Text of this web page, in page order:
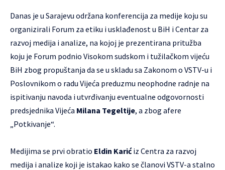
Danas je u Sarajevu održana konferencija za medije koju su
organizirali Forum za etiku i usklađenost u BiH i Centar za
razvoj medija i analize, na kojoj je prezentirana pritužba
koju je Forum podnio Visokom sudskom i tužilačkom vijeću
BiH zbog propuštanja da se u skladu sa Zakonom o VSTV-u i
Poslovnikom o radu Vijeća preduzmu neophodne radnje na
ispitivanju navoda i utvrđivanju eventualne odgovornosti
predsjednika Vijeća Milana Tegeltije, a zbog afere
„Potkivanje“.
Medijima se prvi obratio Eldin Karićiz Centra za razvoj
medija i analize koji je istakao kako se članovi VSTV-a stalno